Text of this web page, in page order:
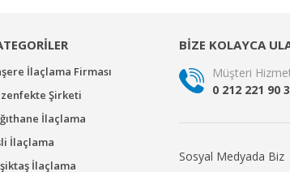
İlaçlama Firması
Şirketi
İlaçlama
İlaçlama
İlaçlama
BİZE KOLAYCA
Müşteri
0 212 221 90
Sosyal Medyada Biz